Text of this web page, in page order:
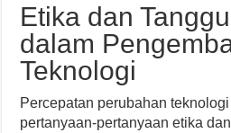
Etika dan
dalam
Teknologi
Percepatan perubahan
pertanyaan-pertanyaan etika